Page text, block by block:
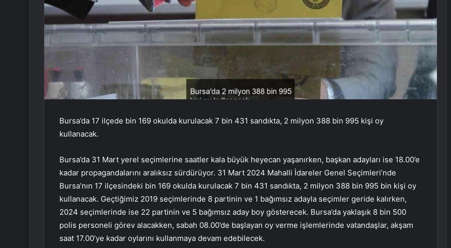
Bursa’da 17 ilçede bin 169 okulda kurulacak 7 bin 431 sandıkta, 2 milyon 388 bin 995 kişi oy
kullanacak.
Bursa’da 31 Mart yerel seçimlerine saatler kala büyük heyecan yaşanırken, başkan adayları ise 18.00’e
kadar propagandalarını aralıksız sürdürüyor. 31 Mart 2024 Mahalli İdareler Genel Seçimleri’nde
Bursa’nın 17 ilçesindeki bin 169 okulda kurulacak 7 bin 431 sandıkta, 2 milyon 388 bin 995 bin kişi oy
kullanacak. Geçtiğimiz 2019 seçimlerinde 8 partinin ve 1 bağımsız adayla seçimler geride kalırken,
2024 seçimlerinde ise 22 partinin ve 5 bağımsız aday boy gösterecek. Bursa’da yaklaşık 8 bin 500
polis personeli görev alacakken, sabah 08.00’de başlayan oy verme işlemlerinde vatandaşlar, akşam
saat 17.00’ye kadar oylarını kullanmaya devam edebilecek.